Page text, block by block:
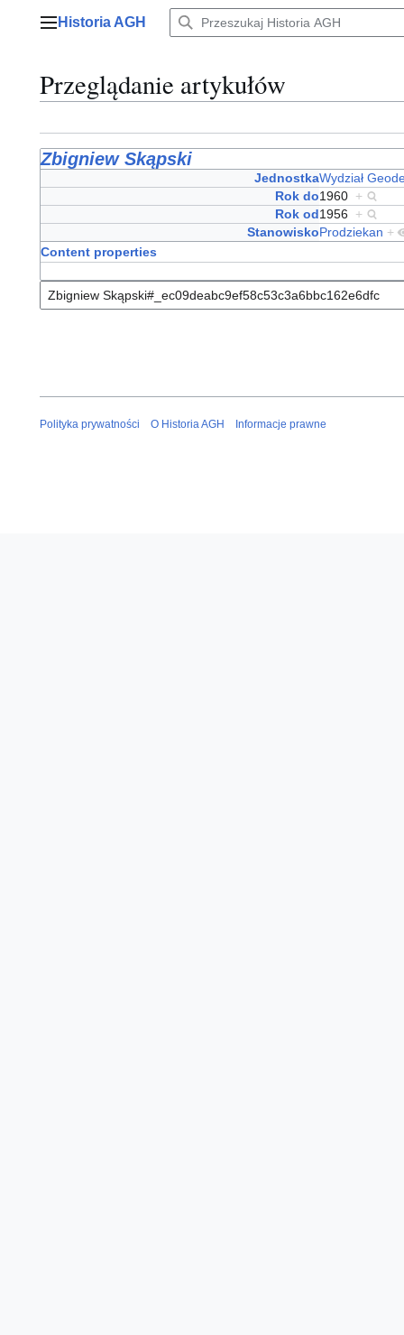
Menu główne
Historia AGH
Przeglądanie artykułów
Zbigniew Skąpski
JednostkaWydział
Rok do1960 +
Rok od1956
+
StanowiskoProdziekan +
Content properties
Polityka prywatności O Historia AGH Informacje prawne